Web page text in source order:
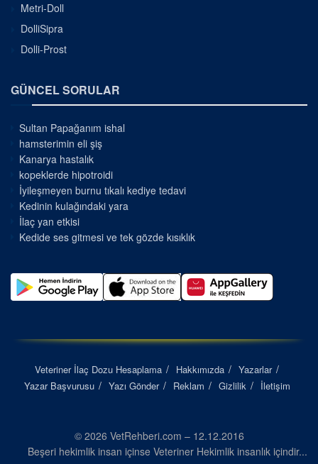
Metri-Doll
DolliSipra
Dolli-Prost
GÜNCEL SORULAR
Sultan Papağanım ishal
hamsterimin eli şiş
Kanarya hastalık
kopeklerde hipotroidi
İyileşmeyen burnu tıkalı kediye tedavi
Kedinin kulağındaki yara
İlaç yan etkisi
Kedide ses gitmesi ve tek gözde kısıklık
Veteriner İlaç Dozu Hesaplama Hakkımızda
Yazarlar
Yazar Başvurusu
Yazı Gönder Reklam Gizlilik İletişim
© 2026 VetRehberi.com – 12.12.2016
Beşeri hekimlik insan içinse Veteriner Hekimlik insanlık içindir...